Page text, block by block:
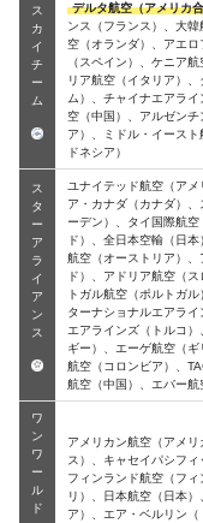
ス
カ
イ
チ
ー
ム
デルタ航空（アメリカ
ンス（フランス）、大
空（オランダ）、アエ
（スペイン）、ケニア
リア航空（イタリア）
ム）、チャイナエアラ
空（中国）、アルゼン
ア）、ミドル・イース
ドネシア）
ス
タ
ー
ア
ラ
イ
ア
ン
ス
ユナイテッド航空（ア
ア・カナダ（カナダ）
ーデン）、タイ国際航
ド）、全日本空輸（日
航空（オーストリア）
ド）、アドリア航空（
トガル航空（ポルトガ
ターナショナルエアラ
エアラインズ（トルコ
ギー）、エーゲ航空（
航空（コロンビア）、
航空（中国）、エバー航
ワ
ン
ワ
ー
ル
ド
アメリカン航空（アメ
ス）、キャセイパシフィ
フィンランド航空（フ
リ）、日本航空（日本
ア）、エア・ベルリン